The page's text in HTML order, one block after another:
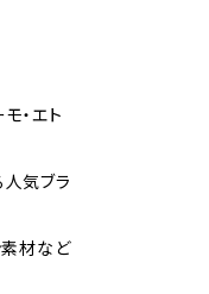
・エト
人気ブラ
素材など